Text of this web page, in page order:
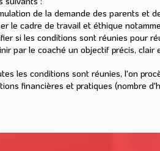
de la demande des parents et
le cadre de travail et éthique
si les conditions sont réunies pour
par le coaché un objectif précis,
les conditions sont réunies, l'on
financières et pratiques (nombre